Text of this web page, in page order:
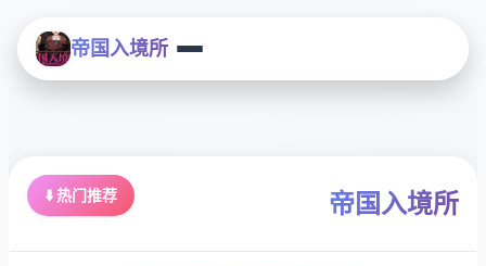
帝国入境所
⬇️ 热门推荐 帝国入境所